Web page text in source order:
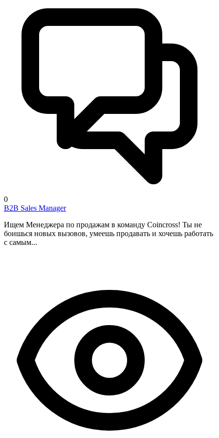
0
B2B Sales Manager
Ищем Менеджера по продажам в команду Coincross! Ты не
боишься новых вызовов, умеешь продавать и хочешь работать
с самым...